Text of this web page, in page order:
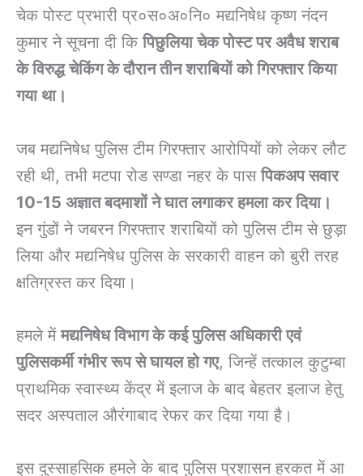
चेक पोस्ट प्रभारी प्र०स०अ०नि० मद्यनिषेध कृष्ण नंदन
कुमार ने सूचना दी किपिछुलिया चेक पोस्ट पर अवैध शराब
के विरुद्ध चेकिंग के दौरान तीन शराबियों को गिरफ्तार किया
गया था।
जब मद्यनिषेध पुलिस टीम गिरफ्तार आरोपियों को लेकर लौट
रही थी, तभी मटपा रोड सण्डा नहर के पासपिकअप सवार
10-15 अज्ञात बदमाशों ने घात लगाकर हमला कर दिया।
इन गुंडों ने जबरन गिरफ्तार शराबियों को पुलिस टीम से छुड़ा
लिया और मद्यनिषेध पुलिस के सरकारी वाहन को बुरी तरह
क्षतिग्रस्त कर दिया।
हमले मेंमद्यनिषेध विभाग के कई पुलिस अधिकारी एवं
पुलिसकर्मी गंभीर रूप से घायल हो गए, जिन्हें तत्काल कुटुम्बा
प्राथमिक स्वास्थ्य केंद्र में इलाज के बाद बेहतर इलाज हेतु
सदर अस्पताल औरंगाबाद रेफर कर दिया गया है।
इस दुस्साहसिक हमले के बाद पुलिस प्रशासन हरकत में आ